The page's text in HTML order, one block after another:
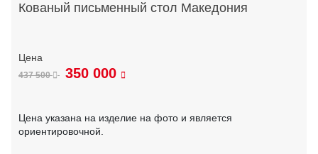
Кованый письменный стол Македония
437 500 350 000
Цена указана на изделие на фото и является
ориентировочной.